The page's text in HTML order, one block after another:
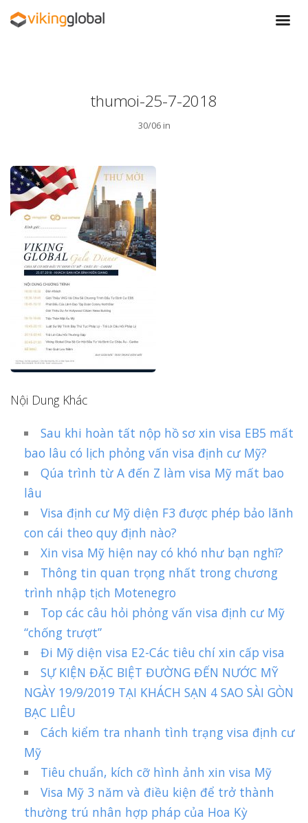
thumoi-25-7-2018
30/06 in
Nội Dung Khác
Sau khi hoàn tất nộp hồ sơ xin visa EB5 mất
bao lâu có lịch phỏng vấn visa định cư Mỹ?
Qúa trình từ A đến Z làm visa Mỹ mất bao
lâu
Visa định cư Mỹ diện F3 được phép bảo lãnh
con cái theo quy định nào?
Xin visa Mỹ hiện nay có khó như bạn nghĩ?
Thông tin quan trọng nhất trong chương
trình nhập tịch Motenegro
Top các câu hỏi phỏng vấn visa định cư Mỹ
“chống trượt”
Đi Mỹ diện visa E2-Các tiêu chí xin cấp visa
SỰ KIỆN ĐẶC BIỆT ĐƯỜNG ĐẾN NƯỚC MỸ
NGÀY 19/9/2019 TẠI KHÁCH SẠN 4 SAO SÀI GÒN
BẠC LIÊU
Cách kiểm tra nhanh tình trạng visa định cư
Mỹ
Tiêu chuẩn, kích cỡ hình ảnh xin visa Mỹ
Visa Mỹ 3 năm và điều kiện để trở thành
thường trú nhân hợp pháp của Hoa Kỳ